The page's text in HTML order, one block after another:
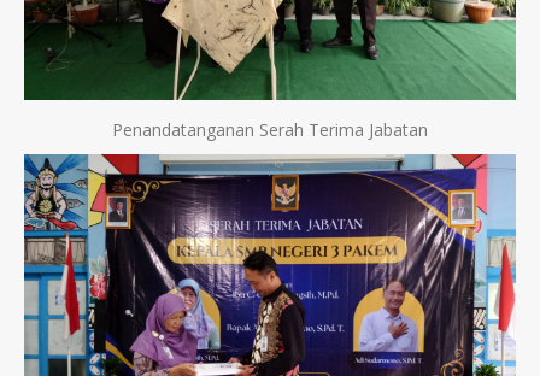
Penandatanganan Serah Terima Jabatan